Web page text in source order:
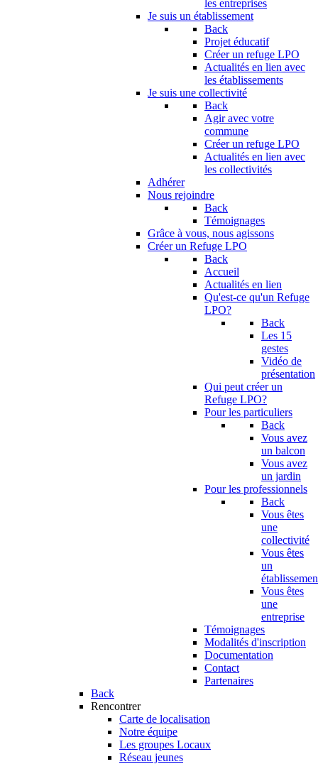
les entreprises
Je suis un établissement
Back
Projet éducatif
Créer un refuge LPO
Actualités en lien avec
les établissements
Je suis une collectivité
Back
Agir avec votre
commune
Créer un refuge LPO
Actualités en lien avec
les collectivités
Adhérer
Nous rejoindre
Back
Témoignages
Grâce à vous, nous agissons
Créer un Refuge LPO
Back
Accueil
Actualités en lien
Qu'est-ce qu'un Refuge
LPO?
Back
Les 15
gestes
Vidéo de
présentation
Qui peut créer un
Refuge LPO?
Pour les particuliers
Back
Vous avez
un balcon
Vous avez
un jardin
Pour les professionnels
Back
Vous êtes
une
collectivité
Vous êtes
un
Vous êtes
une
entreprise
Témoignages
Modalités d'inscription
Documentation
Contact
Partenaires
Back
Rencontrer
Carte de localisation
Notre équipe
Les groupes Locaux
Réseau jeunes